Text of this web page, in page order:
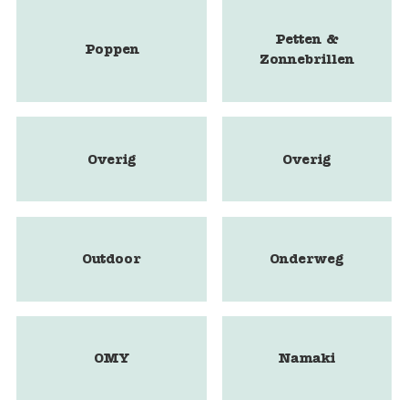
Poppen
Petten &
Zonnebrillen
Overig Overig
Outdoor Onderweg
OMY Namaki